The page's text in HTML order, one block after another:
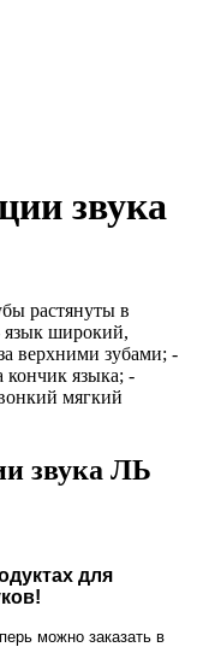
звука
растянуты в
язык широкий,
верхними зубами; -
кончик языка; -
мягкий
звука ЛЬ
для
можно заказать в